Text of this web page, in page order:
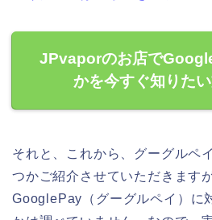
JPvaporのお店で
かを今すぐ知りた
それと、これから、グーグルペ
つかご紹介させていただきます
GooglePay（グーグルペイ）に